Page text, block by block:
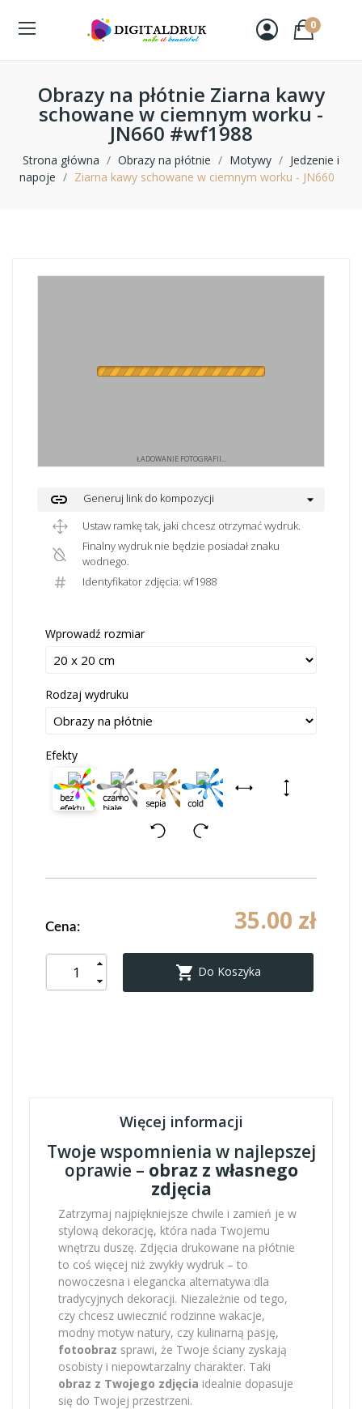
0
Obrazy na płótnie Ziarna kawy
schowane w ciemnym worku -
JN660 #wf1988
Strona główna Obrazy na płótnie Motywy
Jedzenie i
napoje
Ziarna kawy schowane w ciemnym worku - JN660
ŁADOWANIE FOTOGRAFII...
link
Generuj link do kompozycji
Ustaw ramkę tak, jaki chcesz otrzymać wydruk.
Finalny wydruk nie będzie posiadał znaku
wodnego.
Identyfikator zdjęcia: wf1988
Wprowadź rozmiar
Rodzaj wydruku
Efekty
Cena: 35.00 zł
 Do Koszyka
Więcej informacji
Twoje wspomnienia w najlepszej
oprawie – obraz z własnego
zdjęcia
Zatrzymaj najpiękniejsze chwile i zamień je w
stylową dekorację, która nada Twojemu
wnętrzu duszę. Zdjęcia drukowane na płótnie
to coś więcej niż zwykły wydruk – to
nowoczesna i elegancka alternatywa dla
tradycyjnych dekoracji. Niezależnie od tego,
czy chcesz uwiecznić rodzinne wakacje,
modny motyw natury, czy kulinarną pasję,
fotoobraz sprawi, że Twoje ściany zyskają
osobisty i niepowtarzalny charakter. Taki
obraz z Twojego zdjęcia idealnie dopasuje
się do Twojej przestrzeni.